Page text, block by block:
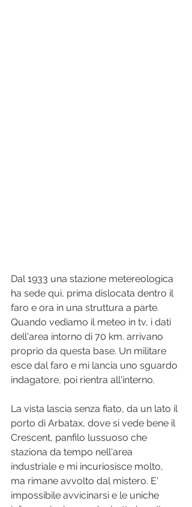
Dal 1933 una stazione metereologica
ha sede qui, prima dislocata dentro il
faro e ora in una struttura a parte.
Quando vediamo il meteo in tv, i dati
dell'area intorno di 70 km. arrivano
proprio da questa base. Un militare
esce dal faro e mi lancia uno sguardo
indagatore, poi rientra all'interno.
La vista lascia senza fiato, da un lato il
porto di Arbatax, dove si vede bene il
Crescent, panfilo lussuoso che
staziona da tempo nell'area
industriale e mi incuriosisce molto,
ma rimane avvolto dal mistero. E'
impossibile avvicinarsi e le uniche